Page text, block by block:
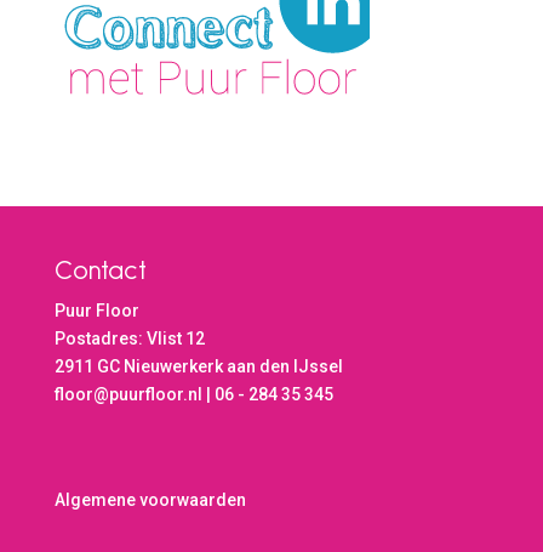
Contact
Puur Floor
Postadres: Vlist 12
2911 GC Nieuwerkerk aan den IJssel
floor@puurfloor.nl | 06 - 284 35 345
Algemene voorwaarden